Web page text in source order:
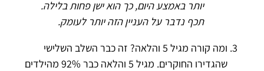
יותר באמצע היום, כך הוא ישן פחות בלילה.
תכף נדבר על העניין הזה יותר לעומק.
ומה קורה מגיל 5 והלאה? זה כבר השלב השלישי
שהגדירו החוקרים. מגיל 5 והלאה כבר 92% מהילדים